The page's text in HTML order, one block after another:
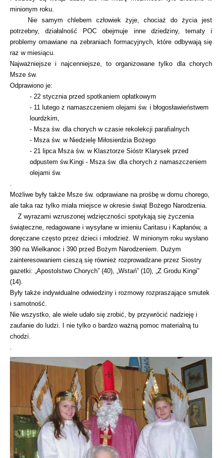
minionym roku.
Nie samym chlebem człowiek żyje, chociaż do życia jest
potrzebny, działalność POC obejmuje inne dziedziny, tematy i
problemy omawiane na zebraniach formacyjnych, które odbywają się
raz w miesiącu.
Najważniejsze i najcenniejsze, to organizowane tylko dla chorych
Msze św.
Odprawiono je:
- 22 stycznia przed spotkaniem opłatkowym
- 11 lutego z namaszczeniem olejami św. i błogosławieństwem
lourdzkim,
- Msza św. dla chorych w czasie rekolekcji parafialnych
- Msza św. w Niedzielę Miłosierdzia Bożego
- 21 lipca Msza św. w Klasztorze Sióstr Klarysek przed
odpustem św.Kingi - Msza św. dla chorych z namaszczeniem
olejami św.
Możliwe były także Msze św. odprawiane na prośbę w domu chorego,
ale taka raz tylko miała miejsce w okresie świąt Bożego Narodzenia.
Z wyrazami wzruszonej wdzięczności spotykają się życzenia
świąteczne, redagowane i wysyłane w imieniu Caritasu i Kapłanów, a
doręczane często przez dzieci i młodzież. W minionym roku wysłano
390 na Wielkanoc i 390 przed Bożym Narodzeniem. Dużym
zainteresowaniem cieszą się również rozprowadzane przez Siostry
gazetki: „Apostolstwo Chorych” (40), „Wstań” (10), „Z Grodu Kingi”
(14).
Były także indywidualne odwiedziny i rozmowy rozpraszające smutek
i samotność.
Nie wszystko, ale wiele udało się zrobić, by przywrócić nadzieję i
zaufanie do ludzi. I nie tylko o bardzo ważną pomoc materialną tu
chodzi.